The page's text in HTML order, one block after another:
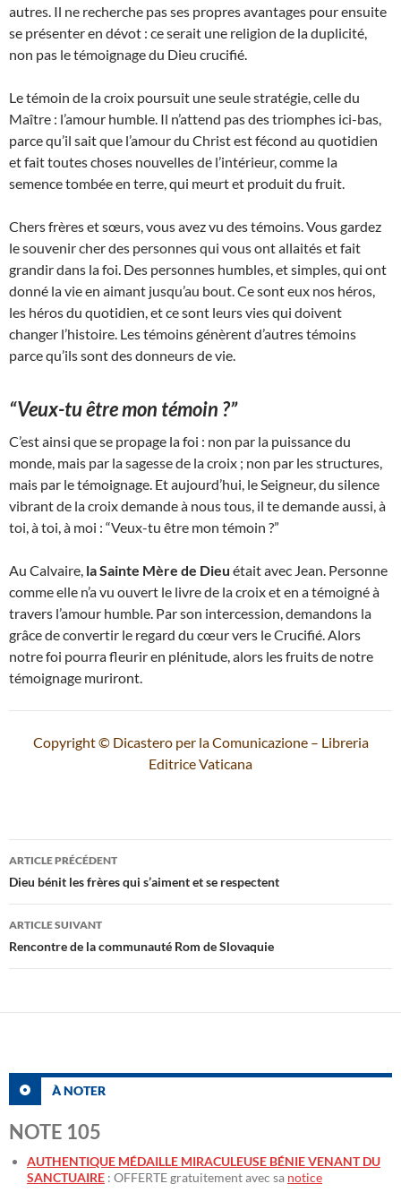
autres. Il ne recherche pas ses propres avantages pour ensuite
se présenter en dévot : ce serait une religion de la duplicité,
non pas le témoignage du Dieu crucifié.
Le témoin de la croix poursuit une seule stratégie, celle du
Maître : l’amour humble. Il n’attend pas des triomphes ici-bas,
parce qu’il sait que l’amour du Christ est fécond au quotidien
et fait toutes choses nouvelles de l’intérieur, comme la
semence tombée en terre, qui meurt et produit du fruit.
Chers frères et sœurs, vous avez vu des témoins. Vous gardez
le souvenir cher des personnes qui vous ont allaités et fait
grandir dans la foi. Des personnes humbles, et simples, qui ont
donné la vie en aimant jusqu’au bout. Ce sont eux nos héros,
les héros du quotidien, et ce sont leurs vies qui doivent
changer l’histoire. Les témoins génèrent d’autres témoins
parce qu’ils sont des donneurs de vie.
“Veux-tu être mon témoin ?”
C’est ainsi que se propage la foi : non par la puissance du
monde, mais par la sagesse de la croix ; non par les structures,
mais par le témoignage. Et aujourd’hui, le Seigneur, du silence
vibrant de la croix demande à nous tous, il te demande aussi, à
toi, à toi, à moi : “Veux-tu être mon témoin ?”
Au Calvaire, la Sainte Mère de Dieu était avec Jean. Personne
comme elle n’a vu ouvert le livre de la croix et en a témoigné à
travers l’amour humble. Par son intercession, demandons la
grâce de convertir le regard du cœur vers le Crucifié. Alors
notre foi pourra fleurir en plénitude, alors les fruits de notre
témoignage muriront.
Copyright © Dicastero per la Comunicazione – Libreria
Editrice Vaticana
Navigation
des
articles
ARTICLE PRÉCÉDENT
Dieu bénit les frères qui s’aiment et se respectent
ARTICLE SUIVANT
Rencontre de la communauté Rom de Slovaquie
À NOTER
NOTE 105
AUTHENTIQUE MÉDAILLE MIRACULEUSE BÉNIE VENANT DU
SANCTUAIRE : OFFERTE gratuitement avec sa notice